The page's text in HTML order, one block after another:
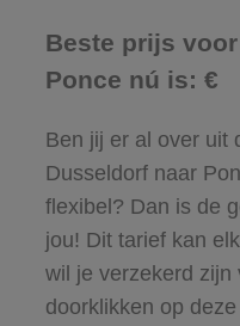
Beste prijs
Ponce nú is: €
Ben jij er al over uit
Dusseldorf naar
flexibel? Dan is de
jou! Dit tarief kan
wil je verzekerd zijn
doorklikken op